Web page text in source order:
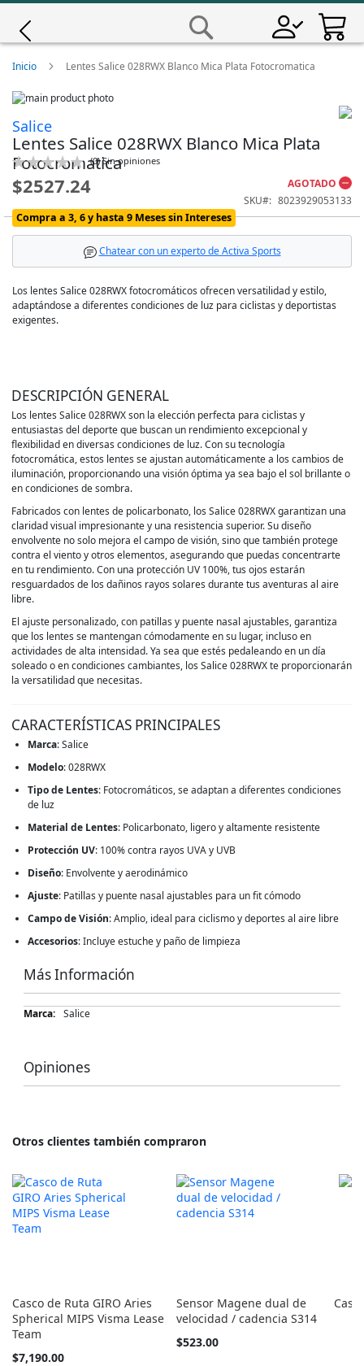
Saltar
Contenido
Inicio Lentes Salice 028RWX Blanco Mica Plata Fotocromatica
Skip
the
end
of
the
images
to
the
beginning
of
the
gallery
Salice
Lentes Salice 028RWX Blanco Mica Plata
Fotocromatica
Calificación:
0
100
(0)Sin opiniones
$2527.24
AGOTADO
SKU
8023929053133
Compra a 3, 6 y hasta 9 Meses sin Intereses
Chatear con un experto de Activa Sports
Los lentes Salice 028RWX fotocromáticos ofrecen versatilidad y estilo,
adaptándose a diferentes condiciones de luz para ciclistas y deportistas
exigentes.
DESCRIPCIÓN GENERAL
Los lentes Salice 028RWX son la elección perfecta para ciclistas y
entusiastas del deporte que buscan un rendimiento excepcional y
flexibilidad en diversas condiciones de luz. Con su tecnología
fotocromática, estos lentes se ajustan automáticamente a los cambios de
iluminación, proporcionando una visión óptima ya sea bajo el sol brillante o
en condiciones de sombra.
Fabricados con lentes de policarbonato, los Salice 028RWX garantizan una
claridad visual impresionante y una resistencia superior. Su diseño
envolvente no solo mejora el campo de visión, sino que también protege
contra el viento y otros elementos, asegurando que puedas concentrarte
en tu rendimiento. Con una protección UV 100%, tus ojos estarán
resguardados de los dañinos rayos solares durante tus aventuras al aire
libre.
El ajuste personalizado, con patillas y puente nasal ajustables, garantiza
que los lentes se mantengan cómodamente en su lugar, incluso en
actividades de alta intensidad. Ya sea que estés pedaleando en un día
soleado o en condiciones cambiantes, los Salice 028RWX te proporcionarán
la versatilidad que necesitas.
CARACTERÍSTICAS PRINCIPALES
Marca: Salice
Modelo: 028RWX
Tipo de Lentes: Fotocromáticos, se adaptan a diferentes condiciones
de luz
Material de Lentes: Policarbonato, ligero y altamente resistente
Protección UV: 100% contra rayos UVA y UVB
Diseño: Envolvente y aerodinámico
Ajuste: Patillas y puente nasal ajustables para un fit cómodo
Campo de Visión: Amplio, ideal para ciclismo y deportes al aire libre
Accesorios: Incluye estuche y paño de limpieza
Más Información
Más
Salice
Opiniones
Otros clientes también compraron
Casco de Ruta GIRO Aries
Spherical MIPS Visma Lease
Team
Tan
$7,190.00
Sensor Magene dual de
velocidad / cadencia S314
$523.00
Giro
Iscali
Magene
MET
Wahoo